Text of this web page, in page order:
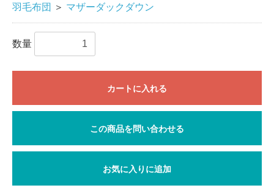
羽毛布団 ＞ マザーダックダウン
数量
カートに入れる
この商品を問い合わせる
お気に入りに追加